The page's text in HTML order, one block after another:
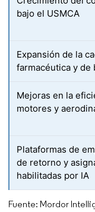
bajo el USMCA
Expansión de la
farmacéutica y de
Mejoras en la
motores y
Plataformas de
de retorno y
habilitadas por IA
Fuente: Mordor